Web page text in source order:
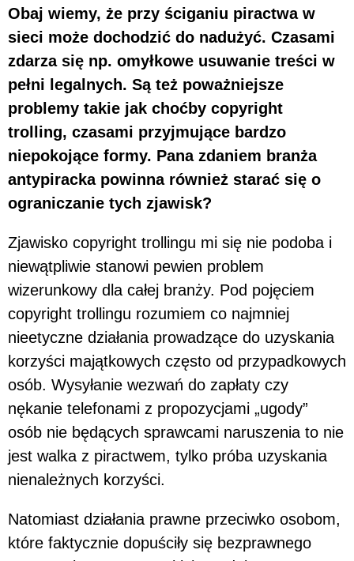
Obaj wiemy, że przy ściganiu piractwa w
sieci może dochodzić do nadużyć. Czasami
zdarza się np. omyłkowe usuwanie treści w
pełni legalnych. Są też poważniejsze
problemy takie jak choćby copyright
trolling, czasami przyjmujące bardzo
niepokojące formy. Pana zdaniem branża
antypiracka powinna również starać się o
ograniczanie tych zjawisk?
Zjawisko copyright trollingu mi się nie podoba i
niewątpliwie stanowi pewien problem
wizerunkowy dla całej branży. Pod pojęciem
copyright trollingu rozumiem co najmniej
nieetyczne działania prowadzące do uzyskania
korzyści majątkowych często od przypadkowych
osób. Wysyłanie wezwań do zapłaty czy
nękanie telefonami z propozycjami „ugody”
osób nie będących sprawcami naruszenia to nie
jest walka z piractwem, tylko próba uzyskania
nienależnych korzyści.
Natomiast działania prawne przeciwko osobom,
które faktycznie dopuściły się bezprawnego